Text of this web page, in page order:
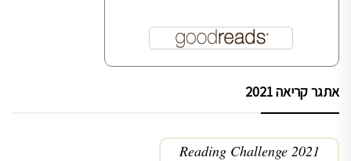
אתגר קריאה 2021
2021 Reading Challenge